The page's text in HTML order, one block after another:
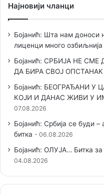
Најновији чланци
Бојанић: Шта нам доноси
лиценци много озбиљнија
Бојанић: СРБИЈА НЕ
ДА БИРА СВОЈ ОПСТАНАК
Бојанић: БЕОГРАЂАНИ У
КОЈИ И ДАНАС ЖИВИ У
07.08.2026
Бојанић: Србија се буди
битка
06.08.2026
Бојанић: ОЛУЈА… Битка
04.08.2026